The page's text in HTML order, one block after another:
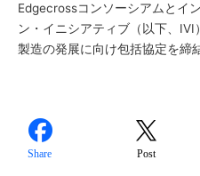
Edgecrossコンソーシアムとイ
ン・イニシアティブ（以下、IVI
製造の発展に向け包括協定を締
Share Post